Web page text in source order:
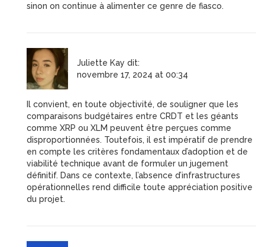
sinon on continue à alimenter ce genre de fiasco.
Juliette Kay dit:
novembre 17, 2024 at 00:34
Il convient, en toute objectivité, de souligner que les
comparaisons budgétaires entre CRDT et les géants
comme XRP ou XLM peuvent être perçues comme
disproportionnées. Toutefois, il est impératif de prendre
en compte les critères fondamentaux d’adoption et de
viabilité technique avant de formuler un jugement
définitif. Dans ce contexte, l’absence d’infrastructures
opérationnelles rend difficile toute appréciation positive
du projet.